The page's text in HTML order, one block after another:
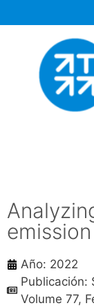
Año: 2022
Publicación:
Volume 77,